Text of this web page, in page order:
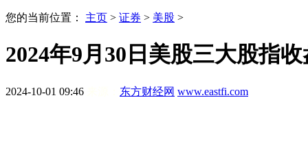
您的当前位置： 主页 > 证券 > 美股 >
2024年9月30日美股三大股指
2024-10-01 09:46 东方财经网 www.eastfi.com